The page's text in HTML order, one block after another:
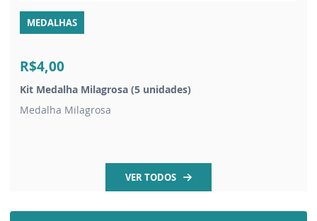
MEDALHAS
R$4,00
Kit Medalha Milagrosa (5 unidades)
Medalha Milagrosa
VER TODOS